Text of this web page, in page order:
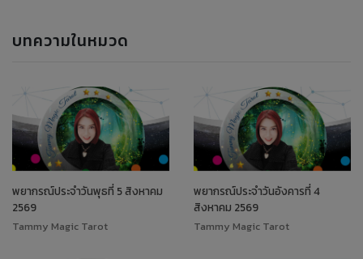
บทความในหมวด
พยากรณ์ประจำวันพุธที่ 5 สิงหาคม
2569
Tammy Magic Tarot
พยากรณ์ประจำวันอังคารที่ 4
สิงหาคม 2569
Tammy Magic Tarot